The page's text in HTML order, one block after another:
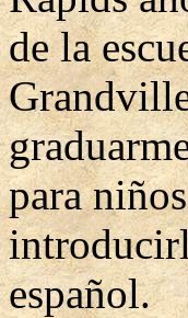
de la
para
español.